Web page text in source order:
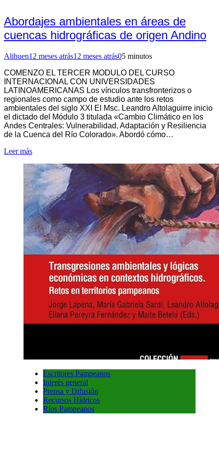
Abordajes ambientales en áreas de
cuencas hidrográficas de origen Andino
Alihuen12 meses atrás12 meses atrás05 minutos
COMENZO EL TERCER MODULO DEL CURSO
INTERNACIONAL CON UNIVERSIDADES
LATINOAMERICANAS Los vínculos transfronterizos o
regionales como campo de estudio ante los retos
ambientales del siglo XXI El Msc. Leandro Altolaguirre inicio
el dictado del Módulo 3 titulada «Cambio Climático en los
Andes Centrales: Vulnerabilidad, Adaptación y Resiliencia
de la Cuenca del Río Colorado». Abordó cómo…
Leer más
Escritores Pampeanos
Interés general
Prensa y Difusión
Recursos Hídricos
Ríos Pampeanos